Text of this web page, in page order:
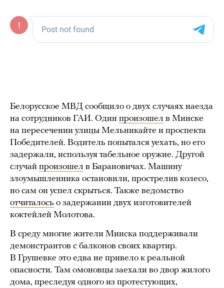
Белорусское МВД сообщило о двух случаях наезда
на сотрудников ГАИ. Один произошел в Минске
на пересечении улицы Мельникайте и проспекта
Победителей. Водитель попытался уехать, но его
задержали, используя табельное оружие. Другой
случай произошел в Барановичах. Машину
злоумышленника остановили, прострелив колесо,
но сам он успел скрыться. Также ведомство
отчиталось о задержании двух изготовителей
коктейлей Молотова.
В среду многие жители Минска поддерживали
демонстрантов с балконов своих квартир.
В Грушевке это едва не привело к реальной
опасности. Там омоновцы заехали во двор жилого
дома, преследуя одного из протестующих,